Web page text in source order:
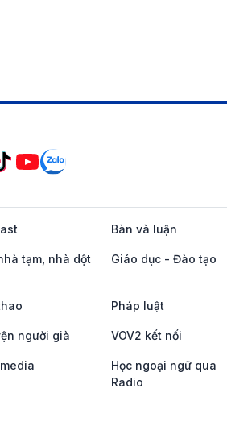
Bàn và luận
tạm, nhà dột
Giáo dục - Đào tạo
Pháp luật
người già VOV2 kết nối
Học ngoại ngữ qua
Radio